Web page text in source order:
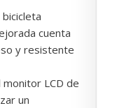
cuenta
y resistente
monitor LCD de
un